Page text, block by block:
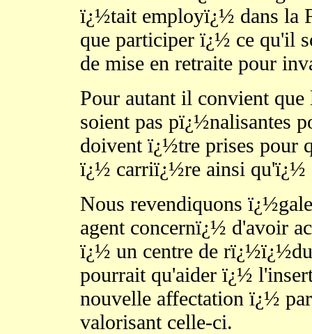
ï¿½tait employï¿½ dans la
que participer ï¿½ ce qu'il
de mise en retraite pour
Pour autant il convient que
soient pas pï¿½nalisantes
doivent ï¿½tre prises pour
ï¿½ carriï¿½re ainsi
Nous revendiquons
agent concernï¿½ d'avoir
ï¿½ un centre de
pourrait qu'aider ï¿½
nouvelle affectation ï¿½
valorisant celle-ci.